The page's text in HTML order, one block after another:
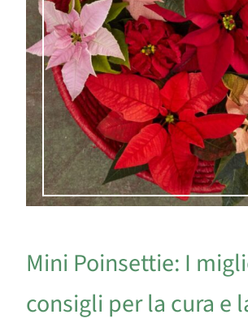
Mini Poinsettie: I
consigli per la cura e